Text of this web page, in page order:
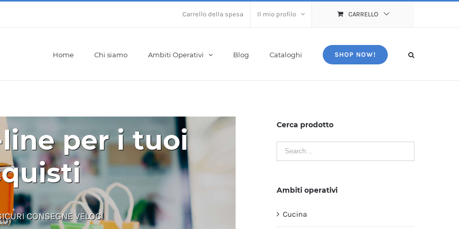
Carrello della spesa Il mio profilo CARRELLO
Home Chi siamo Ambiti Operativi Blog Cataloghi SHOP NOW!
per i tuoi
CONSEGNE VELOCI
Cerca prodotto
Ambiti operativi
Cucina